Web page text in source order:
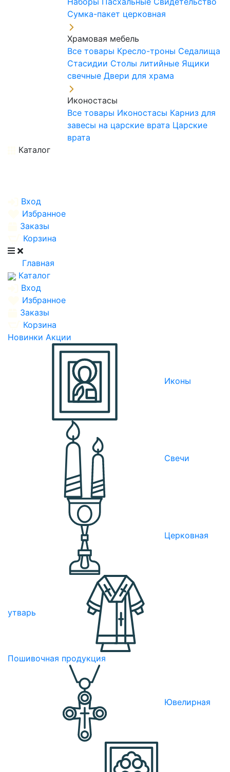
Сумка-пакет церковная
Храмовая мебель
Все товары Кресло-троны Седалища
Стасидии Столы литийные Ящики
свечные Двери для храма
Иконостасы
Все товары Иконостасы Карниз для
завесы на царские врата Царские
врата
Каталог
Вход
Избранное
Заказы
Корзина
Главная
Каталог
Вход
Избранное
Заказы
Корзина
Новинки Акции
Иконы
Свечи
Церковная
утварь
Пошивочная продукция
Ювелирная